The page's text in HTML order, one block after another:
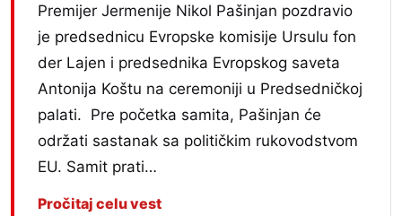
Premijer Jermenije Nikol Pašinjan pozdravio
je predsednicu Evropske komisije Ursulu fon
der Lajen i predsednika Evropskog saveta
Antonija Koštu na ceremoniji u Predsedničkoj
palati. Pre početka samita, Pašinjan će
održati sastanak sa političkim rukovodstvom
EU. Samit prati…
Pročitaj celu vest